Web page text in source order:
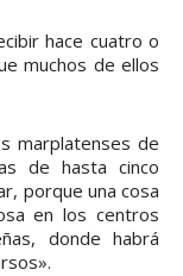
hace cuatro o
muchos de ellos
marplatenses de
de hasta cinco
porque una cosa
en los centros
donde habrá